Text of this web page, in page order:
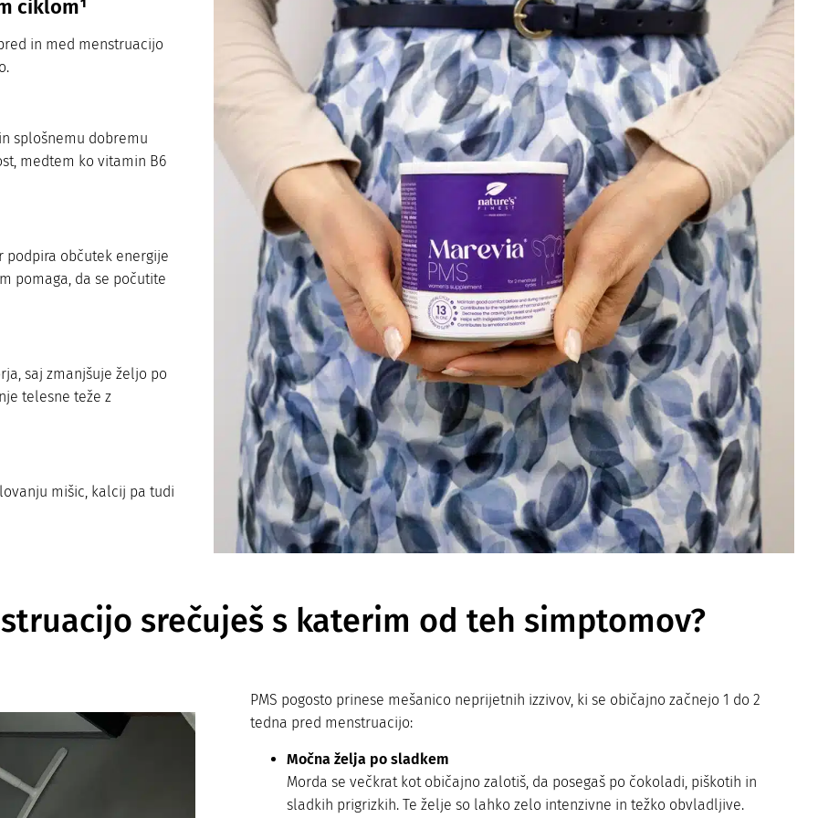
ciklom¹
in med menstruacijo
splošnemu dobremu
medtem ko vitamin B6
podpira občutek energije
pomaga, da se počutite
saj zmanjšuje željo po
telesne teže z
mišic, kalcij pa tudi
srečuješ s katerim od teh simptomov?
PMS pogosto prinese mešanico neprijetnih izzivov, ki se običajno začnejo 1 do 2
tedna pred menstruacijo:
Močna želja po sladkem
Morda se večkrat kot običajno zalotiš, da posegaš po čokoladi, piškotih in
sladkih prigrizkih. Te želje so lahko zelo intenzivne in težko obvladljive.